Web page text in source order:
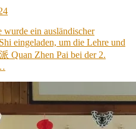
wurde ein ausländischer
eingeladen, um die Lehre und
Quan Zhen Pai bei der 2.